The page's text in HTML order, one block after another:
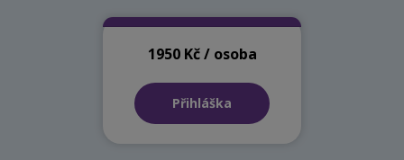
1950 Kč / osoba
Přihláška